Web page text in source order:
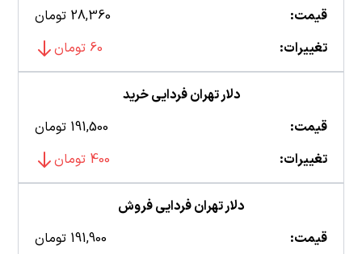
قیمت:
28,360 تومان
تغییرات:
60 تومان
دلار تهران فردایی خرید
قیمت:
191,500 تومان
تغییرات:
400 تومان
دلار تهران فردایی فروش
قیمت:
191,900 تومان